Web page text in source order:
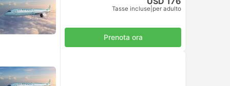
Tasse incluse per adulto
Prenota ora